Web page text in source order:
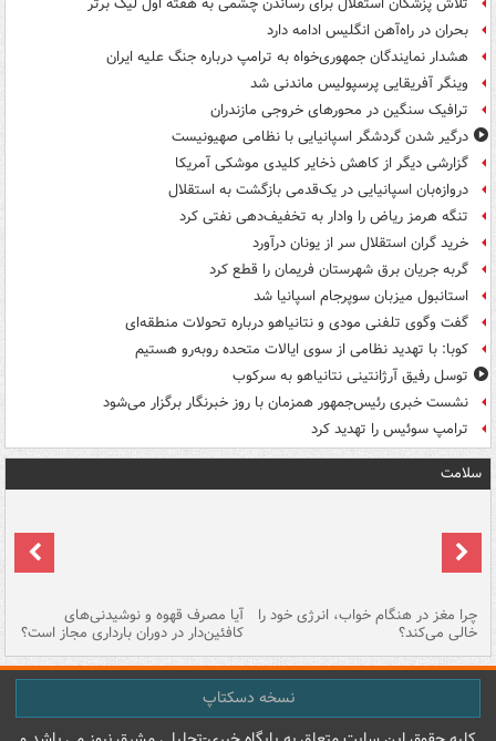
بحران در راه‌آهن انگلیس ادامه دارد
هشدار نمایندگان جمهوری‌خواه به ترامپ درباره جنگ علیه ایران
وینگر آفریقایی پرسپولیس ماندنی شد
ترافیک سنگین در محورهای خروجی مازندران
درگیر شدن گردشگر اسپانیایی با نظامی صهیونیست
گزارشی دیگر از کاهش ذخایر کلیدی موشکی آمریکا
دروازه‌بان اسپانیایی در یک‌قدمی بازگشت به استقلال
تنگه هرمز ریاض را وادار به تخفیف‌دهی نفتی کرد
خرید گران استقلال سر از یونان درآورد
گربه جریان برق شهرستان فریمان را قطع کرد
استانبول میزبان سوپرجام اسپانیا شد
گفت وگوی تلفنی مودی و نتانیاهو درباره تحولات منطقه‌ای
کوبا: با تهدید نظامی از سوی ایالات متحده روبه‌رو هستیم
توسل رفیق آرژانتینی نتانیاهو به سرکوب
نشست خبری رئیس‌جمهور همزمان با روز خبرنگار برگزار می‌شود
ترامپ سوئیس را تهدید کرد
سلامت
چرا مغز در هنگام خواب، انرژی خود را
خالی می‌کند؟
آیا مصرف قهوه و نوشیدنی‌های
کافئین‌دار در دوران بارداری مجاز است؟
نسخه دسکتاپ